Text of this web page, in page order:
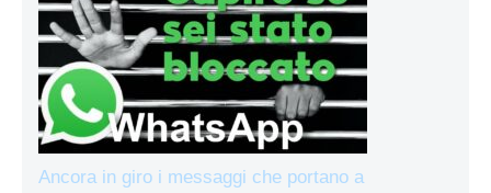
Ancora in giro i messaggi che portano a